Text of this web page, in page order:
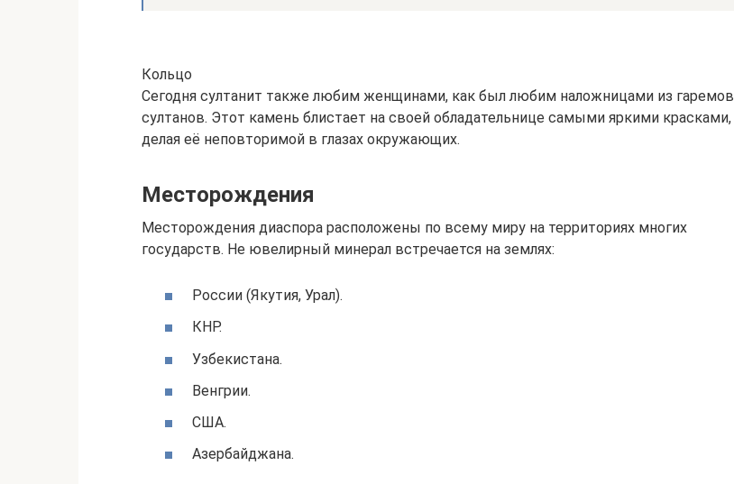
Кольцо
Сегодня султанит также любим женщинами, как был любим наложницами из гаремов
султанов. Этот камень блистает на своей обладательнице самыми яркими красками,
делая её неповторимой в глазах окружающих.
Месторождения
Месторождения диаспора расположены по всему миру на территориях многих
государств. Не ювелирный минерал встречается на землях:
России (Якутия, Урал).
КНР.
Узбекистана.
Венгрии.
США.
Азербайджана.